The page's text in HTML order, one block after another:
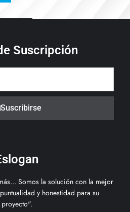
Suscripción
Suscribirse
Somos la solución con la mejor
y honestidad para su
proyecto".